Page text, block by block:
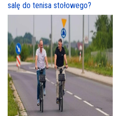
salę do tenisa stołowego?